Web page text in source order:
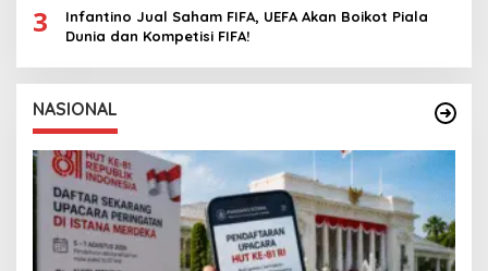
3
Infantino Jual Saham FIFA, UEFA Akan Boikot Piala
Dunia dan Kompetisi FIFA!
NASIONAL